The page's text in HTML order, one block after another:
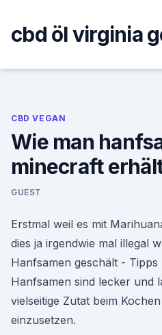
content
cbd öl virginia
CBD VEGAN
Wie man
minecraft
GUEST
Erstmal weil es mit
dies ja irgendwie mal illegal
Hanfsamen geschält -
Hanfsamen sind lecker und
vielseitige Zutat beim
einzusetzen.